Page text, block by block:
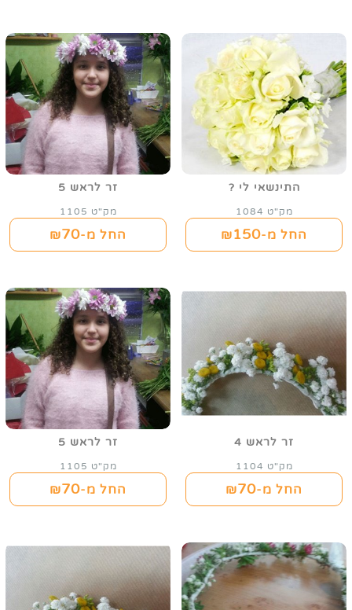
התינשאי לי ?
מק"ט 1084
החל מ-₪150
זר לראש 5
מק"ט 1105
החל מ-₪70
זר לראש 4
מק"ט 1104
החל מ-₪70
זר לראש 5
מק"ט 1105
החל מ-₪70